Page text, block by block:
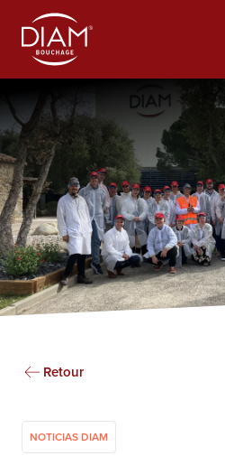
Retour
NOTICIAS DIAM